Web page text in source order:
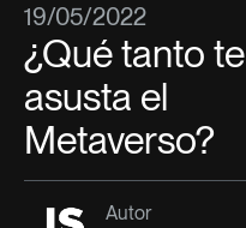
19/05/2022
¿Qué tanto te
asusta el
Metaverso?
Autor